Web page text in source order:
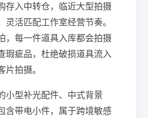
存入中转仓，临近大型拍摄
活匹配工作室经营节奏。
，每一件道具入库都会拍摄
瑕疵品，杜绝破损道具流入
拍摄。
小型补光配件、中式背景
含带电小件，属于跨境敏感